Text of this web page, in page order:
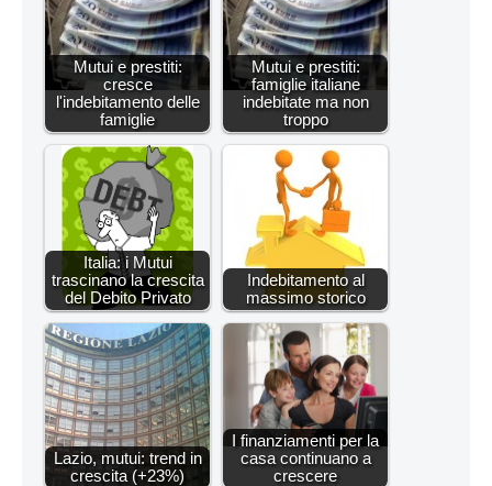
Mutui e prestiti:
cresce
l'indebitamento delle
famiglie
Mutui e prestiti:
famiglie italiane
indebitate ma non
troppo
Italia: i Mutui
trascinano la crescita
del Debito Privato
Indebitamento al
massimo storico
Lazio, mutui: trend in
crescita (+23%)
I finanziamenti per la
casa continuano a
crescere